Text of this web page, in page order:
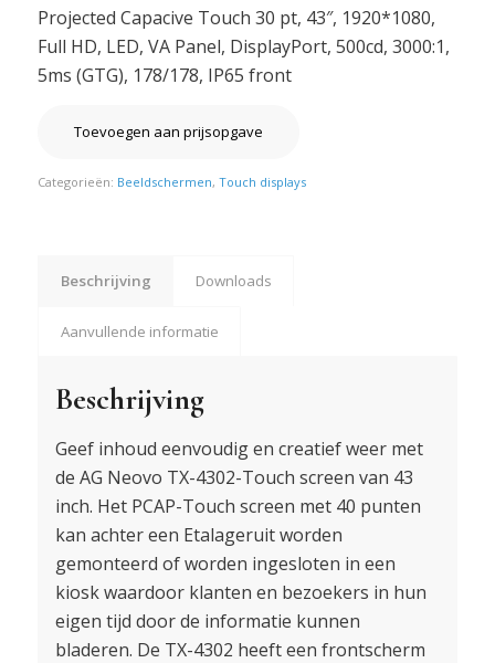
Projected Capacive Touch 30 pt, 43″, 1920*1080,
Full HD, LED, VA Panel, DisplayPort, 500cd, 3000:1,
5ms (GTG), 178/178, IP65 front
Toevoegen aan prijsopgave
Categorieën: Beeldschermen, Touch displays
Beschrijving Downloads
Aanvullende informatie
Beschrijving
Geef inhoud eenvoudig en creatief weer met
de AG Neovo TX-4302-Touch screen van 43
inch. Het PCAP-Touch screen met 40 punten
kan achter een Etalageruit worden
gemonteerd of worden ingesloten in een
kiosk waardoor klanten en bezoekers in hun
eigen tijd door de informatie kunnen
bladeren. De TX-4302 heeft een frontscherm